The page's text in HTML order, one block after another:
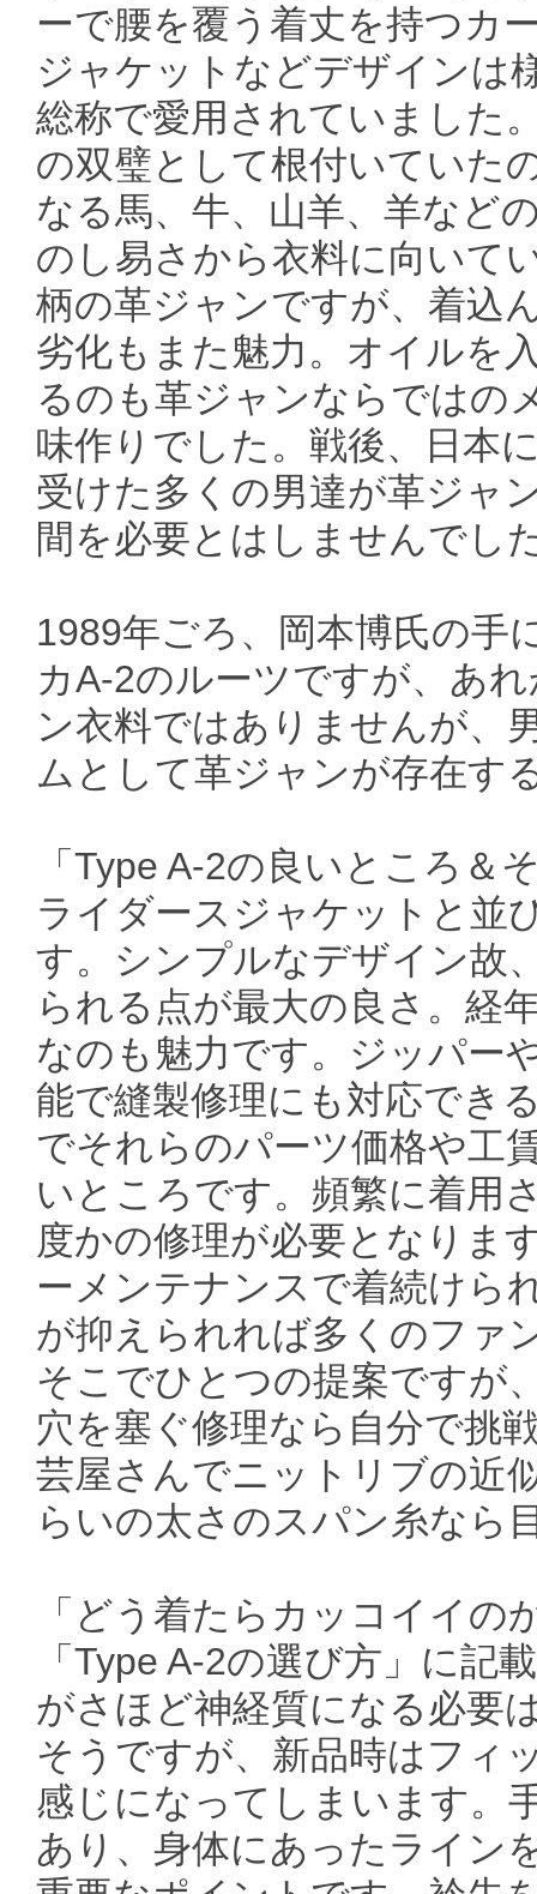
ーで腰を覆う着丈を持つカ
ジャケットなどデザインは
総称で愛用されていました
の双璧として根付いていた
なる馬、牛、山羊、羊など
のし易さから衣料に向いて
柄の革ジャンですが、着込
劣化もまた魅力。オイルを
るのも革ジャンならではの
味作りでした。戦後、日本
受けた多くの男達が革ジャ
間を必要とはしませんでし
1989年ごろ、岡本博氏の手
カA-2のルーツですが、あ
ン衣料ではありませんが、
ムとして革ジャンが存在す
「Type A-2の良いところ＆
ライダースジャケットと並
す。シンプルなデザイン故
られる点が最大の良さ。経
なのも魅力です。ジッパー
能で縫製修理にも対応でき
でそれらのパーツ価格や工
いところです。頻繁に着用
度かの修理が必要となりま
ーメンテナンスで着続けら
が抑えられれば多くのファ
そこでひとつの提案ですが
穴を塞ぐ修理なら自分で挑
芸屋さんでニットリブの近
らいの太さのスパン糸なら
「どう着たらカッコイイの
「Type A-2の選び方」に記
がさほど神経質になる必要
そうですが、新品時はフィ
感じになってしまいます。
あり、身体にあったライン